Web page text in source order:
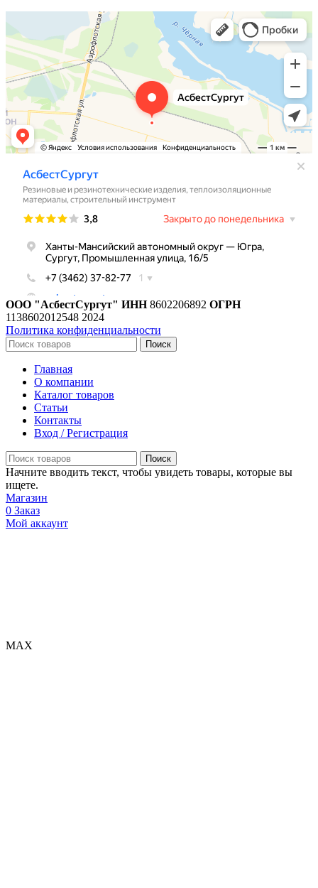
ООО "АсбестСургут" ИНН8602206892 ОГРН
1138602012548 2024
Политика конфиденциальности
Поиск
Главная
О компании
Каталог товаров
Статьи
Контакты
Вход / Регистрация
Поиск
Начните вводить текст, чтобы увидеть товары, которые вы
ищете.
Магазин
0 Заказ
Мой аккаунт
МАХ